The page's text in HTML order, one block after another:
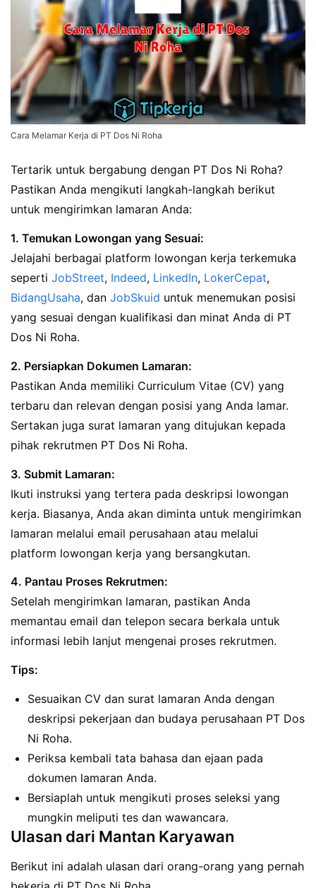
Cara Melamar Kerja di PT Dos Ni Roha
Tertarik untuk bergabung dengan PT Dos Ni Roha?
Pastikan Anda mengikuti langkah-langkah berikut
untuk mengirimkan lamaran Anda:
1. Temukan Lowongan yang Sesuai:
Jelajahi berbagai platform lowongan kerja terkemuka
seperti JobStreet, Indeed, LinkedIn, LokerCepat,
BidangUsaha, dan JobSkuid untuk menemukan posisi
yang sesuai dengan kualifikasi dan minat Anda di PT
Dos Ni Roha.
2. Persiapkan Dokumen Lamaran:
Pastikan Anda memiliki Curriculum Vitae (CV) yang
terbaru dan relevan dengan posisi yang Anda lamar.
Sertakan juga surat lamaran yang ditujukan kepada
pihak rekrutmen PT Dos Ni Roha.
3. Submit Lamaran:
Ikuti instruksi yang tertera pada deskripsi lowongan
kerja. Biasanya, Anda akan diminta untuk mengirimkan
lamaran melalui email perusahaan atau melalui
platform lowongan kerja yang bersangkutan.
4. Pantau Proses Rekrutmen:
Setelah mengirimkan lamaran, pastikan Anda
memantau email dan telepon secara berkala untuk
informasi lebih lanjut mengenai proses rekrutmen.
Tips:
Sesuaikan CV dan surat lamaran Anda dengan
deskripsi pekerjaan dan budaya perusahaan PT Dos
Ni Roha.
Periksa kembali tata bahasa dan ejaan pada
dokumen lamaran Anda.
Bersiaplah untuk mengikuti proses seleksi yang
mungkin meliputi tes dan wawancara.
Ulasan dari Mantan Karyawan
Berikut ini adalah ulasan dari orang-orang yang pernah